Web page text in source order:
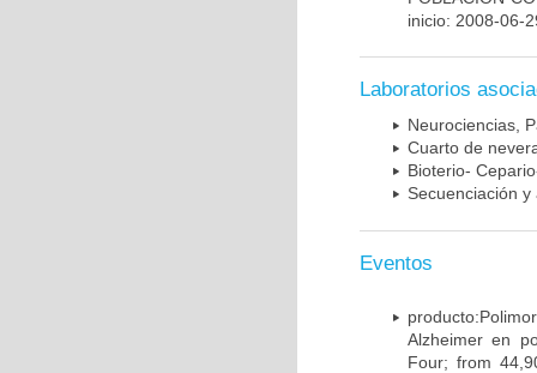
inicio: 2008-06-
Laboratorios
Neurociencias,
Cuarto de
Bioterio-
Secuenciación
Eventos
Alzheimer en
Four; from